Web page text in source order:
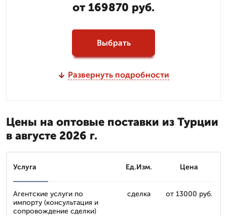
от 169870 руб.
Выбрать
Развернуть подробности
Цены на оптовые поставки из Турции
в августе 2026 г.
Услуга Ед.Изм. Цена
Агентские услуги по
импорту (консультация и
сопровождение сделки)
сделка от 13000 руб.